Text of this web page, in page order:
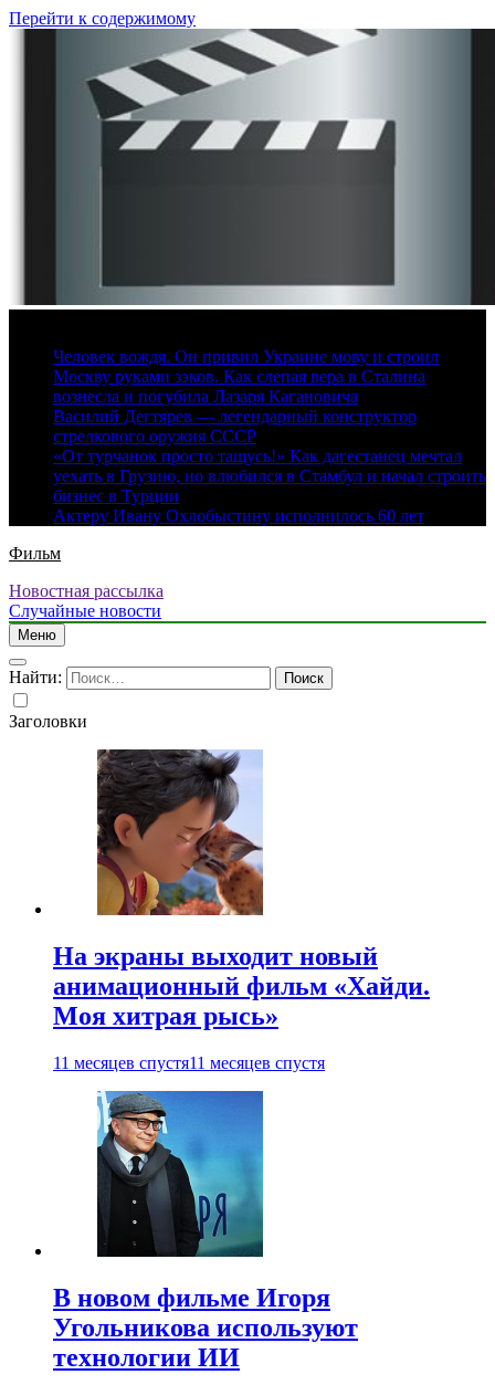
Перейти к содержимому
Человек вождя. Он привил Украине мову и строил
Москву руками зэков. Как слепая вера в Сталина
вознесла и погубила Лазаря Кагановича
Василий Дегтярев — легендарный конструктор
стрелкового оружия СССР
«От турчанок просто тащусь!» Как дагестанец мечтал
уехать в Грузию, но влюбился в Стамбул и начал строить
бизнес в Турции
Актеру Ивану Охлобыстину исполнилось 60 лет
Фильм
Новостная рассылка
Случайные новости
Меню
Найти:
Заголовки
На экраны выходит новый
анимационный фильм «Хайди.
Моя хитрая рысь»
11 месяцев спустя11 месяцев спустя
В новом фильме Игоря
Угольникова используют
технологии ИИ